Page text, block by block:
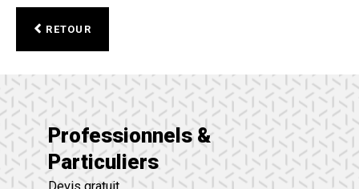
RETOUR
Professionnels &
Particuliers